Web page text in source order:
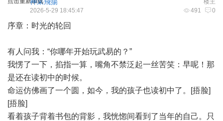
楼主
491 0
2026-5-29 18:45:47
序章：时光的轮回
有人问我：“你哪年开始玩武易的？”
我愣了一下，掐指一算，嘴角不禁泛起一丝苦笑：早呢！那
是还在读初中的时候。
命运仿佛画了一个圆，如今，我的孩子也读初中了。[捂脸]
[捂脸]
看着孩子背着书包的背影，我恍惚间看到了当年的自己。只